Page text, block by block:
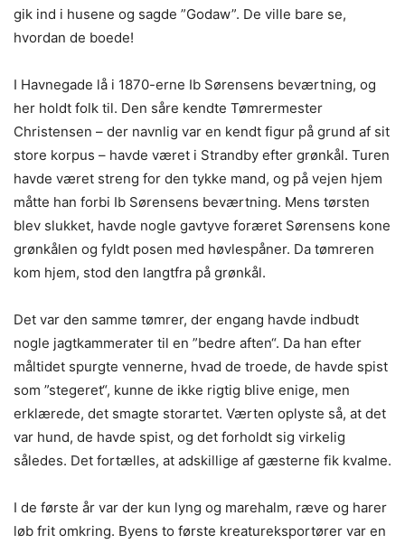
gik ind i husene og sagde ”Godaw”. De ville bare se,
hvordan de boede!
I Havnegade lå i 1870-erne Ib Sørensens beværtning, og
her holdt folk til. Den såre kendte Tømrermester
Christensen – der navnlig var en kendt figur på grund af sit
store korpus – havde været i Strandby efter grønkål. Turen
havde været streng for den tykke mand, og på vejen hjem
måtte han forbi Ib Sørensens beværtning. Mens tørsten
blev slukket, havde nogle gavtyve foræret Sørensens kone
grønkålen og fyldt posen med høvlespåner. Da tømreren
kom hjem, stod den langtfra på grønkål.
Det var den samme tømrer, der engang havde indbudt
nogle jagtkammerater til en ”bedre aften“. Da han efter
måltidet spurgte vennerne, hvad de troede, de havde spist
som ”stegeret“, kunne de ikke rigtig blive enige, men
erklærede, det smagte storartet. Værten oplyste så, at det
var hund, de havde spist, og det forholdt sig virkelig
således. Det fortælles, at adskillige af gæsterne fik kvalme.
I de første år var der kun lyng og marehalm, ræve og harer
løb frit omkring. Byens to første kreatureksportører var en